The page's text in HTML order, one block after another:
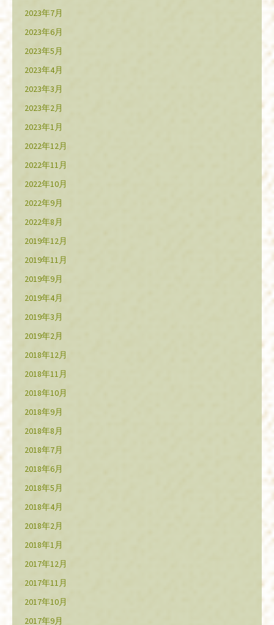
2023年7月
2023年6月
2023年5月
2023年4月
2023年3月
2023年2月
2023年1月
2022年12月
2022年11月
2022年10月
2022年9月
2022年8月
2019年12月
2019年11月
2019年9月
2019年4月
2019年3月
2019年2月
2018年12月
2018年11月
2018年10月
2018年9月
2018年8月
2018年7月
2018年6月
2018年5月
2018年4月
2018年2月
2018年1月
2017年12月
2017年11月
2017年10月
2017年9月